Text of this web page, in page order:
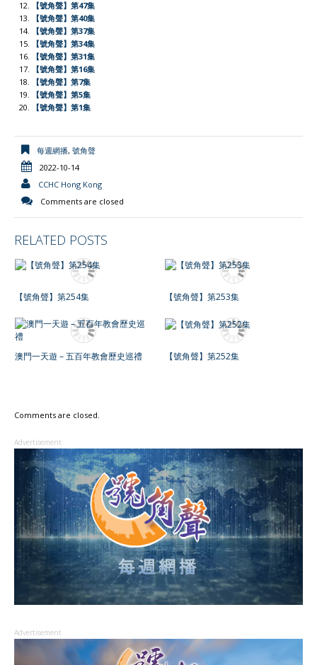
【號角聲】第47集
【號角聲】第40集
【號角聲】第37集
【號角聲】第34集
【號角聲】第31集
【號角聲】第16集
【號角聲】第7集
【號角聲】第5集
【號角聲】第1集
每週網播, 號角聲
2022-10-14
CCHC Hong Kong
Comments are closed
RELATED POSTS
【號角聲】第254集 【號角聲】第253集
澳門一天遊 – 五百年教會歷史巡禮 【號角聲】第252集
Comments are closed.
Advertisement
Advertisement